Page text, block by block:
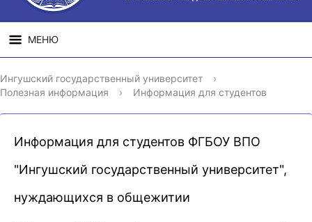
МЕНЮ
СВЕДЕНИЯ ОБ
ОБРАЗОВАТЕЛЬНОЙ
ОРГАНИЗАЦИИ
НАУЧНАЯ
ДЕЯТЕЛЬНОСТЬ
Ингушский государственный университет
›
Полезная информация
› Информация для студентов
Информация для студентов ФГБОУ ВПО
"Ингушский государственный университет",
нуждающихся в общежитии